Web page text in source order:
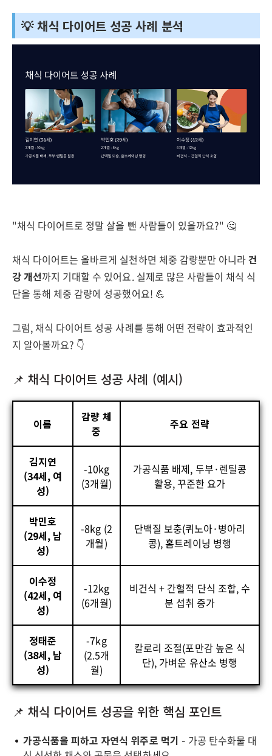
💡 채식 다이어트 성공 사례 분석
"채식 다이어트로 정말 살을 뺀 사람들이 있을까요?" 🤔
채식 다이어트는 올바르게 실천하면 체중 감량뿐만 아니라건
강 개선까지 기대할 수 있어요. 실제로 많은 사람들이 채식 식
단을 통해 체중 감량에 성공했어요! 💪
그럼, 채식 다이어트 성공 사례를 통해 어떤 전략이 효과적인
지 알아볼까요? 👇
📌 채식 다이어트 성공 사례 (예시)
이름
감량 체
중
주요 전략
김지연
(34세, 여
성)
-10kg
(3개월)
가공식품 배제, 두부·렌틸콩
활용, 꾸준한 요가
박민호
(29세, 남
성)
-8kg (2
개월)
단백질 보충(퀴노아·병아리
콩), 홈트레이닝 병행
이수정
(42세, 여
성)
-12kg
(6개월)
비건식 + 간헐적 단식 조합, 수
분 섭취 증가
정태준
(38세, 남
성)
-7kg
(2.5개
월)
칼로리 조절(포만감 높은 식
단), 가벼운 유산소 병행
📌 채식 다이어트 성공을 위한 핵심 포인트
가공식품을 피하고 자연식 위주로 먹기 – 가공 탄수화물 대